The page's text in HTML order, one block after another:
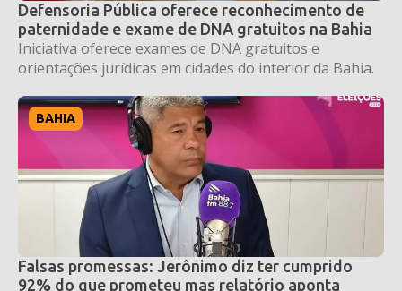
Defensoria Pública oferece reconhecimento de
paternidade e exame de DNA gratuitos na Bahia
Iniciativa oferece exames de DNA gratuitos e
orientações jurídicas em cidades do interior da Bahia.
BAHIA
Falsas promessas: Jerônimo diz ter cumprido
92% do que prometeu mas relatório aponta